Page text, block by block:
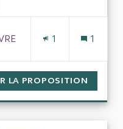
: CRC Auvergne Rhône-
1 1
LA PROPOSITION